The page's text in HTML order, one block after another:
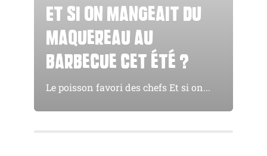
Et si on mangeait du
maquereau au
barbecue cet été ?
Le poisson favori des chefs Et si on...